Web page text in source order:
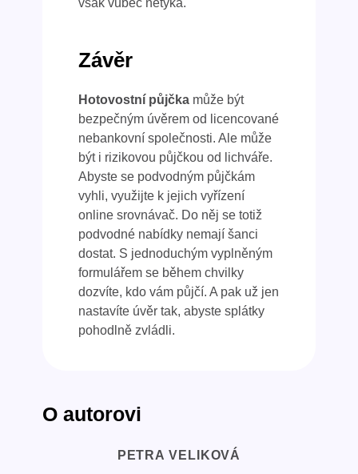
Závěr
Hotovostní půjčkamůže být
bezpečným úvěrem od licencované
nebankovní společnosti. Ale může
být i rizikovou půjčkou od lichváře.
Abyste se podvodným půjčkám
vyhli, využijte k jejich vyřízení
online srovnávač. Do něj se totiž
podvodné nabídky nemají šanci
dostat. S jednoduchým vyplněným
formulářem se během chvilky
dozvíte, kdo vám půjčí. A pak už jen
nastavíte úvěr tak, abyste splátky
pohodlně zvládli.
O autorovi
PETRA VELIKOVÁ